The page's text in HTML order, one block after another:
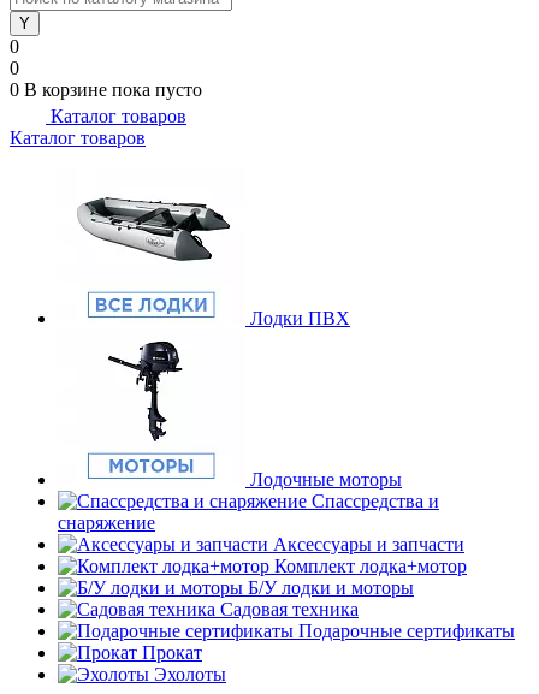
0
0
0 В корзине пока пусто
Каталог товаров
Каталог товаров
Лодки ПВХ
Лодочные моторы
Спассредства и
снаряжение
Аксессуары и запчасти
Комплект лодка+мотор
Б/У лодки и моторы
Садовая техника
Подарочные сертификаты
Прокат
Эхолоты